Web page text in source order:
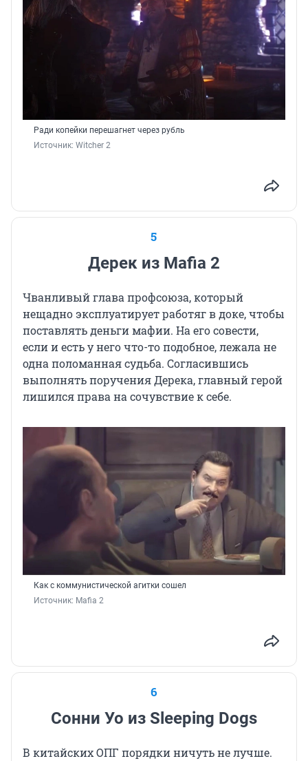
Ради копейки перешагнет через рубль
Источник: Witcher 2
5
Дерек из Mafia 2
Чванливый глава профсоюза, который
нещадно эксплуатирует работяг в доке, чтобы
поставлять деньги мафии. На его совести,
если и есть у него что-то подобное, лежала не
одна поломанная судьба. Согласившись
выполнять поручения Дерека, главный герой
лишился права на сочувствие к себе.
Как с коммунистической агитки сошел
Источник: Mafia 2
6
Сонни Уо из Sleeping Dogs
В китайских ОПГ порядки ничуть не лучше.